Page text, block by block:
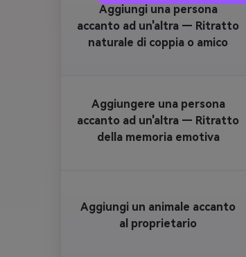
Aggiungi una persona
accanto ad un'altra — Ritratto
naturale di coppia o amico
Aggiungere una persona
accanto ad un'altra — Ritratto
della memoria emotiva
Aggiungi un animale accanto
al proprietario